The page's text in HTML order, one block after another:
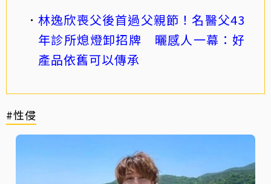
林逸欣喪父後首過父親節！名醫父43
年診所熄燈卸招牌 曬感人一幕：好
產品依舊可以傳承
#性侵